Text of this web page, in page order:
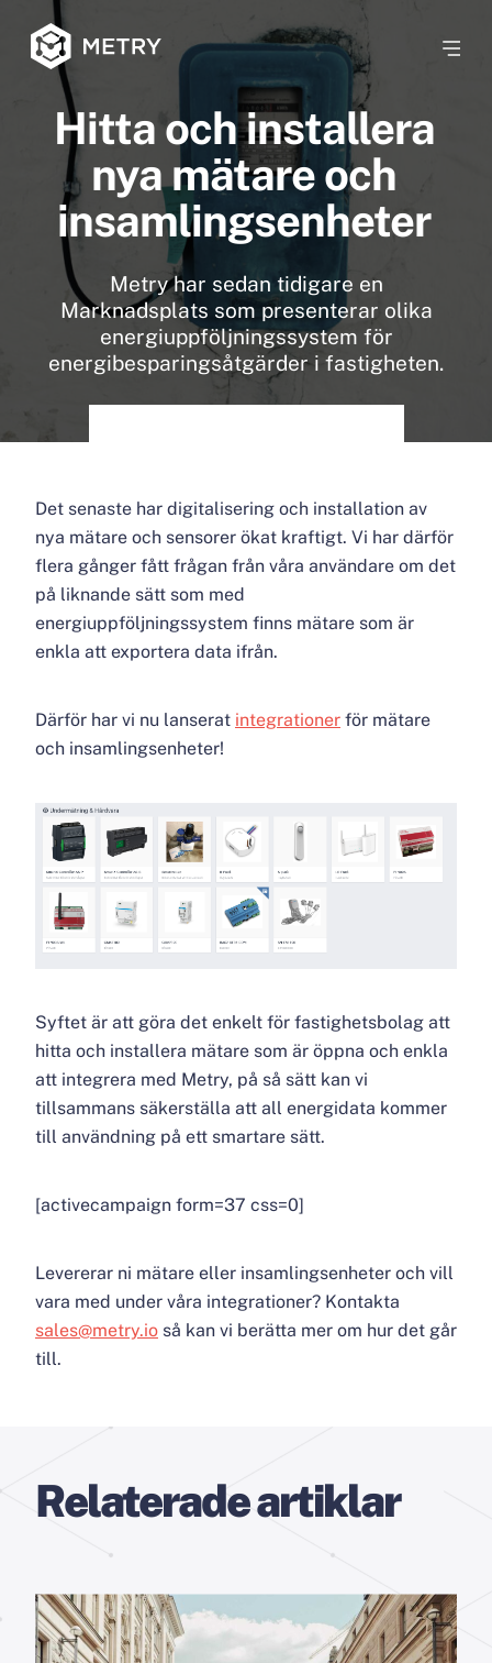
Hitta och installera
nya mätare och
insamlingsenheter
Metry har sedan tidigare en
Marknadsplats som presenterar olika
energiuppföljningssystem för
energibesparingsåtgärder i fastigheten.
Det senaste har digitalisering och installation av
nya mätare och sensorer ökat kraftigt. Vi har därför
flera gånger fått frågan från våra användare om det
på liknande sätt som med
energiuppföljningssystem finns mätare som är
enkla att exportera data ifrån.
Därför har vi nu lanserat integrationer för mätare
och insamlingsenheter!
Syftet är att göra det enkelt för fastighetsbolag att
hitta och installera mätare som är öppna och enkla
att integrera med Metry, på så sätt kan vi
tillsammans säkerställa att all energidata kommer
till användning på ett smartare sätt.
[activecampaign form=37 css=0]
Levererar ni mätare eller insamlingsenheter och vill
vara med under våra integrationer? Kontakta
sales@metry.io så kan vi berätta mer om hur det går
till.
Relaterade artiklar